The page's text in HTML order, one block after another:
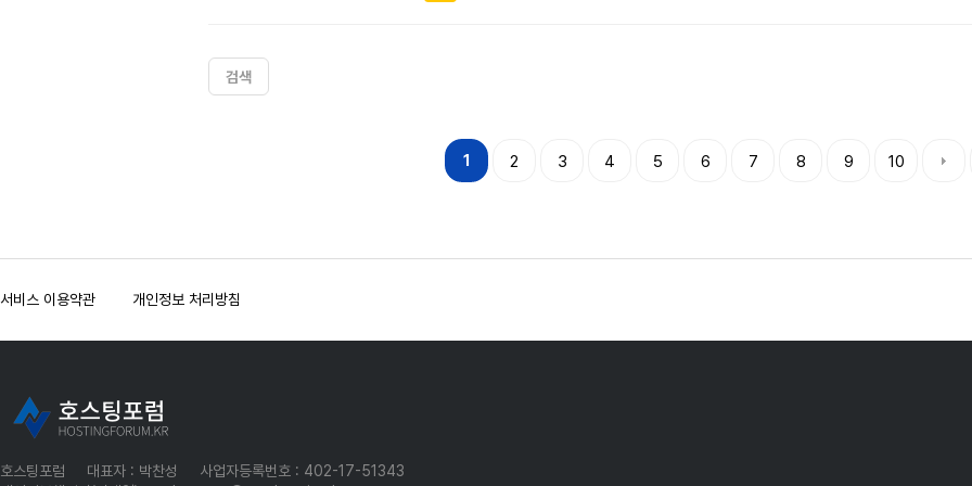
검색
1 2 3 4 5 6 7 8 9 10
맨끝
서비스 이용약관 개인정보 처리방침
호스팅포럼 대표자 : 박찬성
사업자등록번호 : 402-17-51343